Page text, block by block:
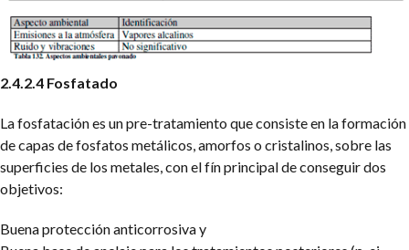
2.4.2.4 Fosfatado
La fosfatación es un pre-tratamiento que consiste en la formación
de capas de fosfatos metálicos, amorfos o cristalinos, sobre las
superficies de los metales, con el fín principal de conseguir dos
objetivos:
Buena protección anticorrosiva y